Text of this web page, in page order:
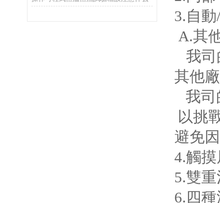
3.自
A.其
我司
其他
我司
以挑
避免
4.觸
5.雙
6.四